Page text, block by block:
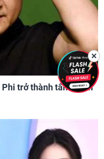
Phi trở thành tâm điểm
✕